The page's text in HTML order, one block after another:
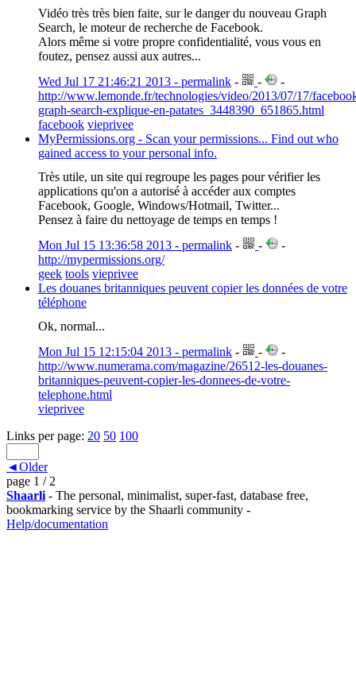
Vidéo très très bien faite, sur le danger du nouveau Graph
Search, le moteur de recherche de Facebook.
Alors même si votre propre confidentialité, vous vous en
foutez, pensez aussi aux autres...
Wed Jul 17 21:46:21 2013 - permalink - -
-
http://www.lemonde.fr/technologies/video/2013/07/17/
graph-search-explique-en-patates_3448390_651865.html
facebook vieprivee
MyPermissions.org - Scan your permissions... Find out who
gained access to your personal info.
Très utile, un site qui regroupe les pages pour vérifier les
applications qu'on a autorisé à accéder aux comptes
Facebook, Google, Windows/Hotmail, Twitter...
Pensez à faire du nettoyage de temps en temps !
Mon Jul 15 13:36:58 2013 - permalink - -
-
http://mypermissions.org/
geek tools vieprivee
Les douanes britanniques peuvent copier les données de votre
téléphone
Ok, normal...
Mon Jul 15 12:15:04 2013 - permalink - -
-
http://www.numerama.com/magazine/26512-les-douanes-
britanniques-peuvent-copier-les-donnees-de-votre-
telephone.html
vieprivee
Links per page: 20 50 100
◄Older
page 1 / 2
Shaarli - The personal, minimalist, super-fast, database free,
bookmarking service by the Shaarli community -
Help/documentation